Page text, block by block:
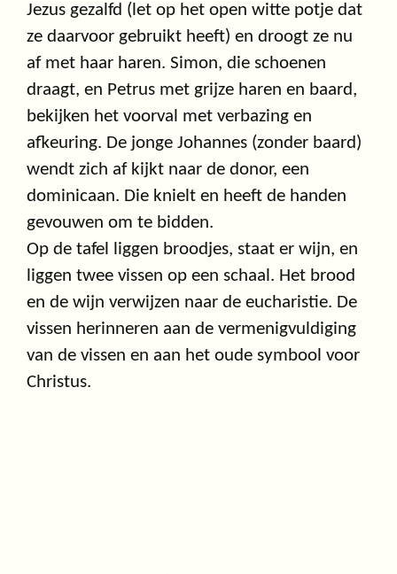
Jezus gezalfd (let op het open witte potje dat
ze daarvoor gebruikt heeft) en droogt ze nu
af met haar haren. Simon, die schoenen
draagt, en Petrus met grijze haren en baard,
bekijken het voorval met verbazing en
afkeuring. De jonge Johannes (zonder baard)
wendt zich af kijkt naar de donor, een
dominicaan. Die knielt en heeft de handen
gevouwen om te bidden.
Op de tafel liggen broodjes, staat er wijn, en
liggen twee vissen op een schaal. Het brood
en de wijn verwijzen naar de eucharistie. De
vissen herinneren aan de vermenigvuldiging
van de vissen en aan het oude symbool voor
Christus.